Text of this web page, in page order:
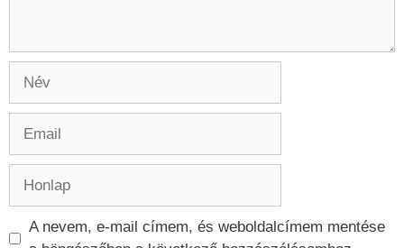
A nevem, e-mail címem, és weboldalcímem mentése